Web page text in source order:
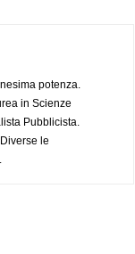
potenza.
in Scienze
Pubblicista.
le